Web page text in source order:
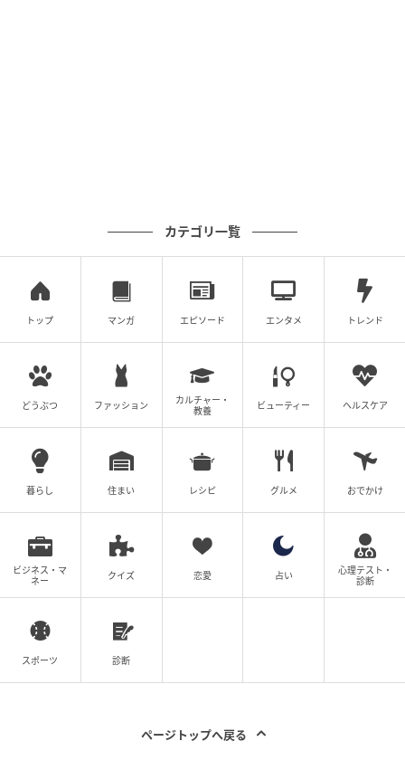
「Cool Barista Maxi」は、そんなおうちコーヒーを手
軽に楽しみたい人にも注目のアイテムです。毎日のコ
ーヒータイムを充実させたい人は、チェックしてみて
はいかがでしょうか。
シンプルな操作と洗練されたデザイン
Saji+(さじたす)
「Cool Barista Maxi」は、機能性だけでなくデザイン
カテゴリ一覧
トップ マンガ エピソード エンタメ トレンド
どうぶつ ファッション
カルチャー・
教養
ビューティー ヘルスケア
暮らし 住まい レシピ グルメ おでかけ
ビジネス・マ
ネー
クイズ 恋愛 占い
心理テスト・
診断
スポーツ 診断
ページトップへ戻る